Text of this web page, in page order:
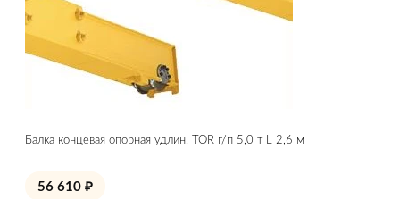
Балка концевая опорная удлин. TOR г/п 5,0 т L 2,6 м
56 610 ₽